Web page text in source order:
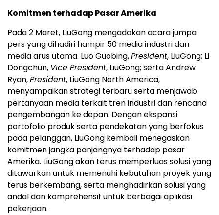
Komitmen terhadap Pasar Amerika
Pada 2 Maret, LiuGong mengadakan acara jumpa
pers yang dihadiri hampir 50 media industri dan
media arus utama. Luo Guobing,President, LiuGong; Li
Dongchun, Vice President, LiuGong; serta Andrew
Ryan,President, LiuGong North America,
menyampaikan strategi terbaru serta menjawab
pertanyaan media terkait tren industri dan rencana
pengembangan ke depan. Dengan ekspansi
portofolio produk serta pendekatan yang berfokus
pada pelanggan, LiuGong kembali menegaskan
komitmen jangka panjangnya terhadap pasar
Amerika. LiuGong akan terus memperluas solusi yang
ditawarkan untuk memenuhi kebutuhan proyek yang
terus berkembang, serta menghadirkan solusi yang
andal dan komprehensif untuk berbagai aplikasi
pekerjaan.